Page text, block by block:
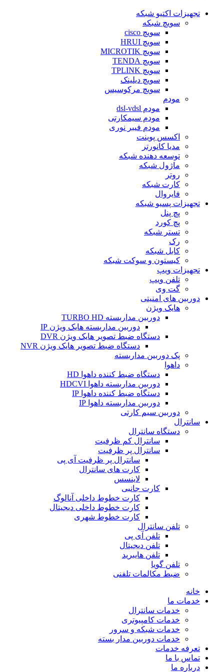
تجهیزات اکتیو شبکه
سویچ شبکه
سویچ cisco
سویچ HRUI
سویچ MICROTIK
سویچ TENDA
سویچ TPLINK
سویچ دیلینک
سویچ مرکوسیس
مودم
مودم dsl-vdsl
مودم سیمکارتی
مودم فیبر نوری
اکسس پوینت
مدیا کانورتر
توسعه دهنده شبکه
ماژول شبکه
روتر
کارت شبکه
فایروال
تجهیزات پسیو شبکه
پچ پنل
پچ کورد
تستر شبکه
رک
کابل شبکه
کیستون و سوکت شبکه
تجهیزات ویپ
تلفن ویپ
گت وی
دوربین های امنیتی
هایک ویژن
دوربین مداربسته TURBO HD
دوربین مداربسته هایک ویژن IP
دستگاه ضبط تصویر هایک ویژن DVR
دستگاه ضبط تصویر هایک ویژن NVR
پک دوربین مداربسته
داهوا
دستگاه ضبط کننده داهوا HD
دوربین مداربسته داهوا HDCVI
دستگاه ضبط کننده داهوا IP
دوربین مداربسته داهوا IP
دوربین سیم کارتی
سانترال
دستگاه سانترال
سانترال کم ظرفیت
سانترال پر ظرفیت
سانترال پر ظرفیت آی پی
کارت های سانترال
لاینسس
کارت جانبی
کارت خطوط داخلی آنالوگ
کارت خطوط داخلی دیجیتال
کارت خطوط شهری
تلفن سانترال
تلفن آی پی
تلفن دیجیتال
تلفن هایبرید
تلفن گویا
ضبط مکالمات تلفنی
خانه
خدمات ما
خدمات سانترال
خدمات کامپیوتری
خدمات شبکه و سرور
خدمات دوربین مدار بسته
تعرفه خدمات
تماس با ما
درباره ما